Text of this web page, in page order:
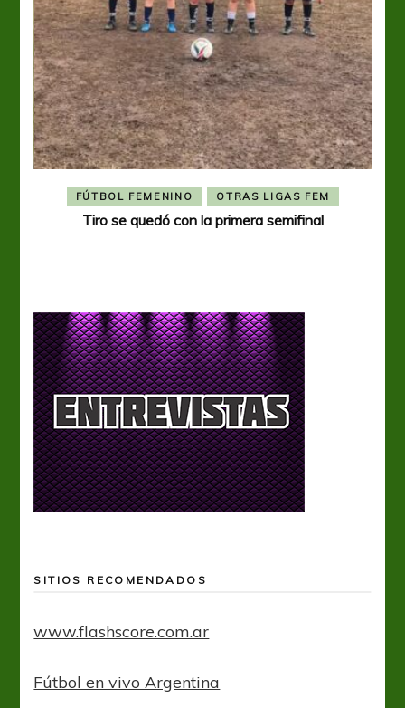
FÚTBOL FEMENINO OTRAS LIGAS FEM
Tiro se quedó con la primera semifinal
SITIOS RECOMENDADOS
www.flashscore.com.ar
Fútbol en vivo Argentina